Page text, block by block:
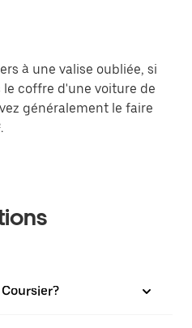
à une valise oubliée, si
coffre d'une voiture de
généralement le faire